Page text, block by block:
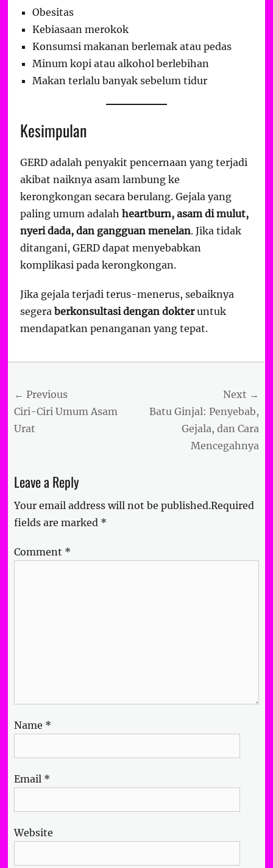
Obesitas
Kebiasaan merokok
Konsumsi makanan berlemak atau pedas
Minum kopi atau alkohol berlebihan
Makan terlalu banyak sebelum tidur
Kesimpulan
GERD adalah penyakit pencernaan yang terjadi
akibat naiknya asam lambung ke
kerongkongan secara berulang. Gejala yang
paling umum adalahheartburn, asam di mulut,
nyeri dada, dan gangguan menelan. Jika tidak
ditangani, GERD dapat menyebabkan
komplikasi pada kerongkongan.
Jika gejala terjadi terus-menerus, sebaiknya
segeraberkonsultasi dengan dokteruntuk
mendapatkan penanganan yang tepat.
Post
navigation
← Previous
Previous
post:
Ciri-Ciri Umum Asam
Urat
Next →
Next
Batu Ginjal: Penyebab,
Gejala, dan Cara
Mencegahnya
Leave a Reply
Your email address will not be published.Required
fields are marked *
Comment *
Name *
Email *
Website